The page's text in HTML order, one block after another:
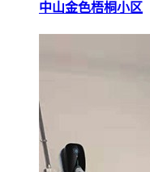
中山金色梧桐小区